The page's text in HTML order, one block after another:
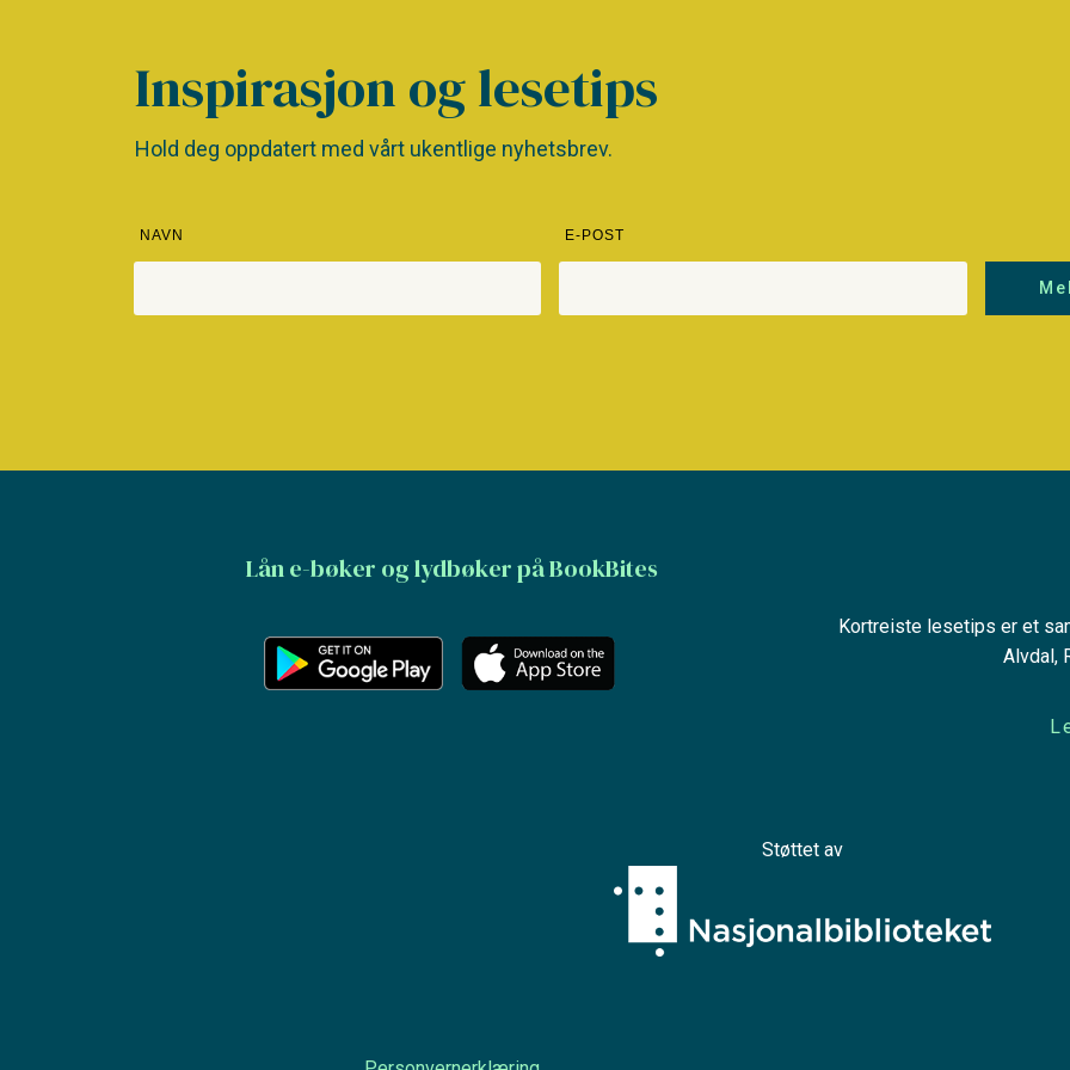
Inspirasjon og lesetips
Hold deg oppdatert med vårt ukentlige nyhetsbrev.
NAVN E-POST
Lån e-bøker og lydbøker på BookBites
Kortreiste lesetips er et
Alvdal,
Støttet av